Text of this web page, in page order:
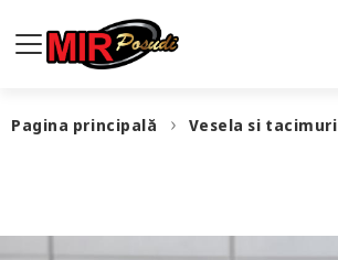
Pagina principală Vesela si tacimuri